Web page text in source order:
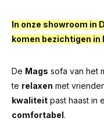
In onze showroom in
komen bezichtigen in
De Mags sofa van het
te relaxen met
kwaliteit past haast in
comfortabel.